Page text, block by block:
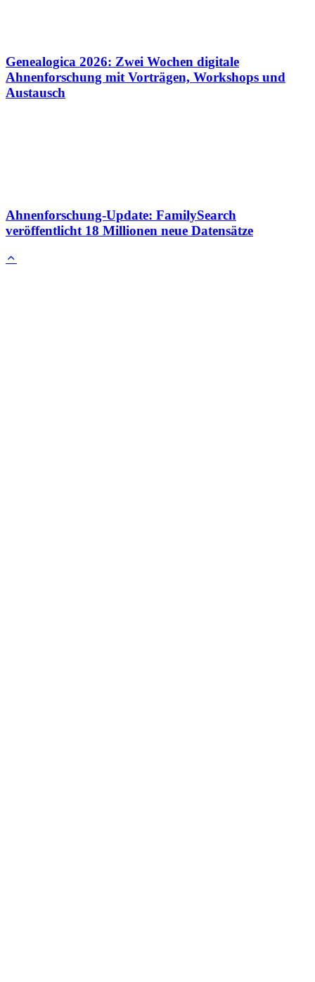
Genealogica 2026: Zwei Wochen digitale
Ahnenforschung mit Vorträgen, Workshops und
Austausch
Ahnenforschung-Update: FamilySearch
veröffentlicht 18 Millionen neue Datensätze